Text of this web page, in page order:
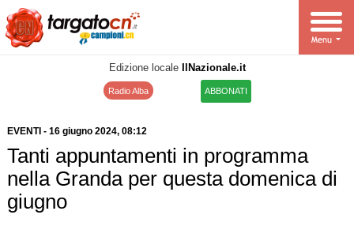
Edizione locale IlNazionale.it
Radio Alba ABBONATI
EVENTI - 16 giugno 2024, 08:12
Tanti appuntamenti in programma
nella Granda per questa domenica di
giugno